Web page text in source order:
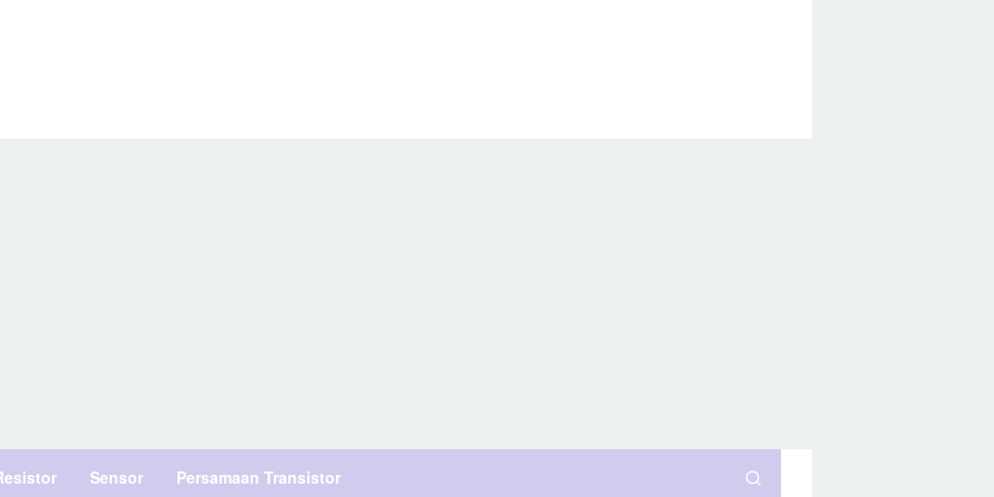
Sensor Persamaan Transistor